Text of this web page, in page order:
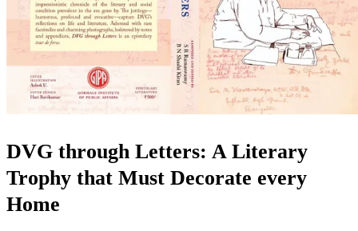
DVG through Letters: A Literary
Trophy that Must Decorate every
Home